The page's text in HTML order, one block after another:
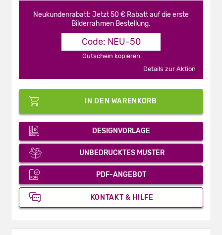
Neukundenrabatt: Jetzt 50 € Rabatt auf die erste
Bilderrahmen Bestellung.
Code: NEU-50
Gutschein kopieren
Details zur Aktion
IN DEN WARENKORB
DESIGNVORLAGE
UNBEDRUCKTES MUSTER
PDF-ANGEBOT
KONTAKT & HILFE